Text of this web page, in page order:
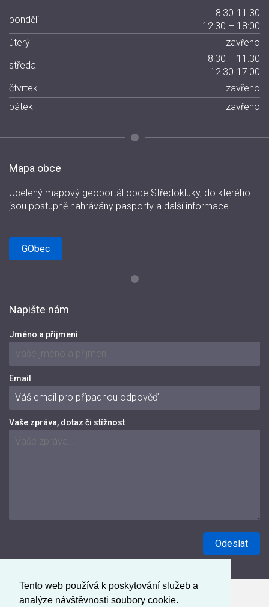
Tento web používá k poskytování služeb a
analýze návštěvnosti soubory cookie.
pondělí
8:30-11:30
12:30 – 18:00
úterý
zavřeno
středa
8:30 – 11:30
12:30-17:00
čtvrtek
zavřeno
pátek
zavřeno
Mapa obce
Ucelený mapový geoportál obce Středokluky, do kterého
jsou postupně nahrávány pasporty a další informace.
GObec
Napište nám
Jméno a příjmení
Email
Vaše zpráva, dotaz či stížnost